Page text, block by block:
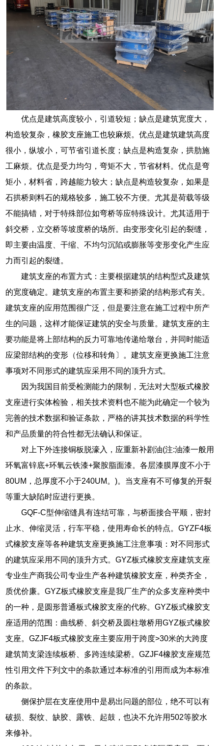
优点是建筑高度较小，引道较短；缺点是建筑宽度大，
构造较复杂，橡胶支座施工也较麻烦。优点是建筑建筑高度
很小，纵坡小，可节省引道长度；缺点是构造复杂，拱肋施
工麻烦。优点是受力均匀，弯矩不大，节省材料。优点是弯
矩小，材料省，跨越能力较大；缺点是构造较复杂，如果是
石拱桥则料石的规格较多，施工较不方便。尤其是荷载等级
不能搞错，对于特殊部位如弯桥等应特殊设计。尤其适用于
斜交桥，立交桥等坡度桥的场所。由变形变化引起的裂缝，
即主要由温度、干缩、不均匀沉陷或膨胀等变形变化产生应
力而引起的裂缝。
建筑支座的布置方式：主要根据建筑的结构型式及建筑
的宽度确定。建筑支座的布置主要和挢梁的结构形式有关。
建筑支座的应用范围很广泛，但是要注意在施工过程中所产
生的问题，这样才能保证建筑的安全与质量。建筑支座的主
要功能是将上部结构的反力可靠地传递给墩台，并同时能适
应梁部结构的变形（位移和转角〕。建筑支座更换施工注意
事项对不同形式的建筑应采用不同的顶升方式。
因为我国目前受检测能力的限制，无法对大型板式橡胶
支座进行实体检验，相关技术资料也不能为此确定一个较为
完善的技术数据和验证条款，严格的讲其技术数据的科学性
和产品质量的符合性都无法确认和保证。
对上下外连接铜板脱濠入，应重新补剧油(注:油漆一般用
环氧富锌底+环氧云铁漆+聚胺脂面漆。各层漆膜厚度不小于
80UM，总厚度不小于240UM。)。当支座有不可修复的开裂
等重大缺陷时应进行更换。
GQF-C型伸缩缝具有连结可靠，与桥面接合平顺，密封
止水、伸缩灵活，行车平稳，使用寿命长的特点。GYZF4板
式橡胶支座等各种建筑支座更换施工注意事项：对不同形式
的建筑应采用不同的顶升方式。GYZ板式橡胶支座建筑支座
专业生产商我公司专业生产各种建筑橡胶支座，种类齐全，
质优价廉。GYZ板式橡胶支座是我厂生产的众多支座种类中
的一种，是圆形普通板式橡胶支座的代称。GYZ板式橡胶支
座适用的范围：曲线桥、斜交桥及圆柱墩桥用GYZ板式橡胶
支座。GZJF4板式橡胶支座主要应用于跨度>30米的大跨度
建筑简支梁连续板桥、多跨连续梁桥。GZJF4橡胶支座规范
性引用文件下列文中的条款通过本标准的引用而成为本标准
的条款。
侧保护层在支座使用中是易出问题的部位，绝不可以有
破损、裂纹、缺胶、露铁、起鼓，也决不允许用502等胶水
来修补。